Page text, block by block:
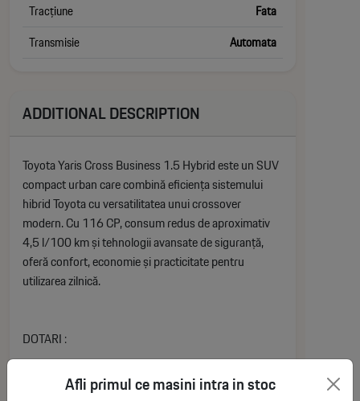
Tracțiune
Fata
Transmisie
Automata
ADDITIONAL DESCRIPTION
Toyota Yaris Cross Business 1.5 Hybrid este un SUV
compact urban care combină eficiența sistemului
hibrid Toyota cu versatilitatea unui crossover
modern. Cu 116 CP, consum redus de aproximativ
4,5 l/100 km și tehnologii avansate de siguranță,
oferă confort, economie și practicitate pentru
utilizarea zilnică.
DOTARI :
EXTERIOR :Afli primul ce masini intra in stoc